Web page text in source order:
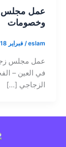
عمل مجلس
وخصومات
eslam
/ فبراير 18, 2025
عمل مجلس
في العين –
الزجاجي […]